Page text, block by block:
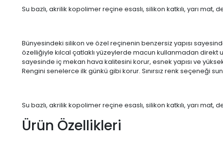
Su bazlı, akrilik kopolimer reçine esaslı, silikon katkılı, yarı mat,
Bünyesindeki silikon ve özel reçinenin benzersiz yapısı
özelliğiyle kılcal çatlaklı yüzeylerde macun kullanmadan direkt
sayesinde iç mekan hava kalitesini korur, esnek yapısı ve
Rengini senelerce ilk günkü gibi korur. Sınırsız renk seçeneği
Su bazlı, akrilik kopolimer reçine esaslı, silikon katkılı, yarı mat,
Ürün Özellikleri